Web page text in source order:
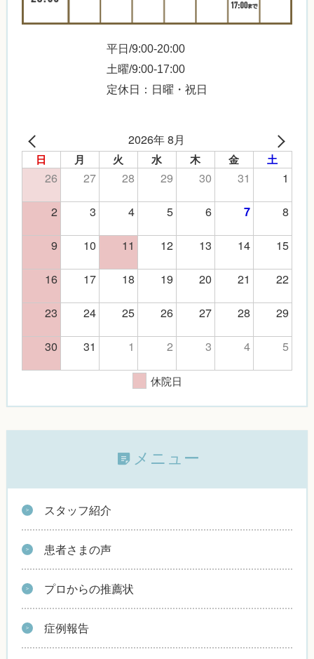
平日/9:00-20:00
土曜/9:00-17:00
定休日：日曜・祝日
2026年 8月
日 月 火 水 木 金 土
26 27 28 29 30 31
1
2
3 4 5 6 7
8
9
10 11 12 13 14
15
16
17 18 19 20 21
22
23
24 25 26 27 28
29
30
31 1 2 3 4 5
休院日
メニュー
スタッフ紹介
患者さまの声
プロからの推薦状
症例報告